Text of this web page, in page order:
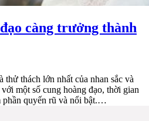
càng trưởng thành
thách lớn nhất của nhan sắc và
một số cung hoàng đạo, thời gian
phần quyến rũ và nổi bật.…